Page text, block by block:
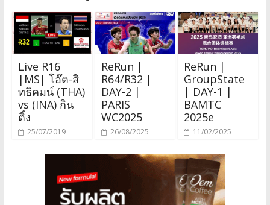
Live R16
|MS| โอ๊ต-สิ
ทธิคมน์ (THA)
vs (INA) กิน
ติ้ง
25/07/2019
ReRun |
R64/R32 |
DAY-2 |
PARIS
WC2025
26/08/2025
ReRun |
GroupState
| DAY-1 |
BAMTC
2025e
11/02/2025